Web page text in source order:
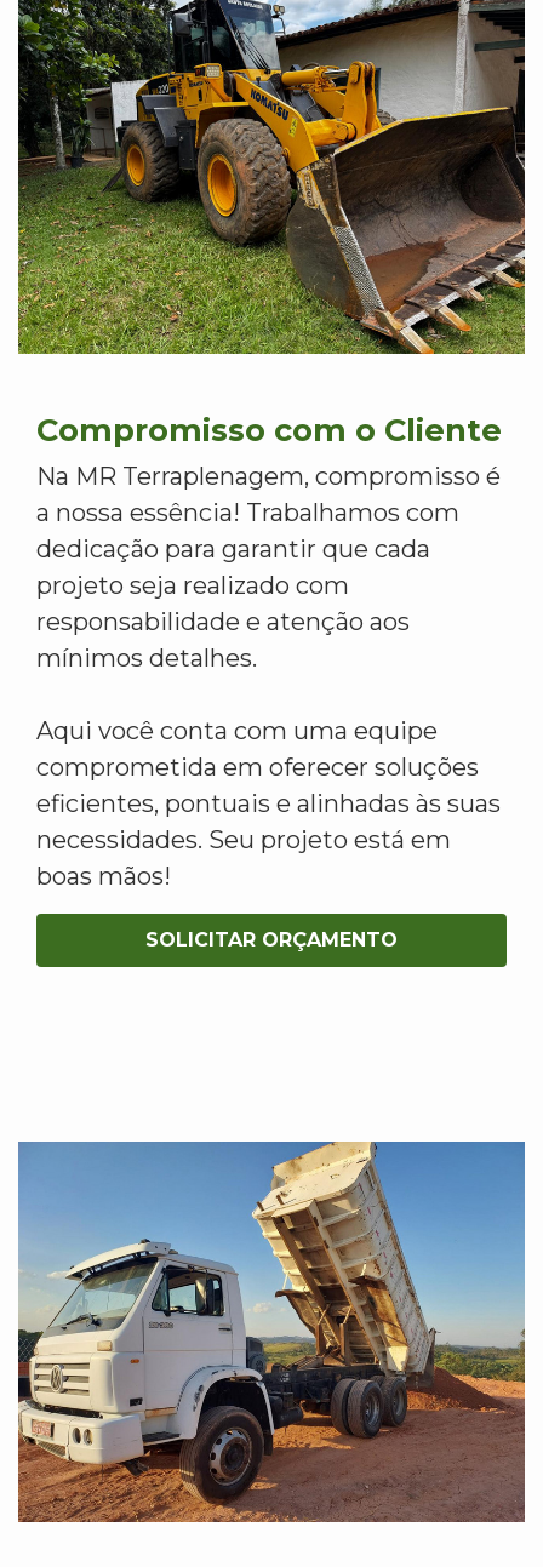
Compromisso com o Cliente
Na MR Terraplenagem, compromisso é
a nossa essência! Trabalhamos com
dedicação para garantir que cada
projeto seja realizado com
responsabilidade e atenção aos
mínimos detalhes.
Aqui você conta com uma equipe
comprometida em oferecer soluções
eficientes, pontuais e alinhadas às suas
necessidades. Seu projeto está em
boas mãos!
SOLICITAR ORÇAMENTO